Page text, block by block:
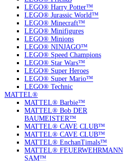
LEGO® Harry Potter™
LEGO® Jurassic World™
LEGO® Minecraft™
LEGO® Minifigures
LEGO® Minions
LEGO® NINJAGO™
LEGO® Speed Champions
LEGO® Star Wars™
LEGO® Super Heroes
LEGO® Super Mario™
LEGO® Technic
MATTEL®
MATTEL® Barbie™
MATTEL® Bob DER
BAUMEISTER™
MATTEL® CAVE CLUB™
MATTEL® CAVE CLUB™
MATTEL® EnchanTimals™
MATTEL® FEUERWEHRMANN
SAM™